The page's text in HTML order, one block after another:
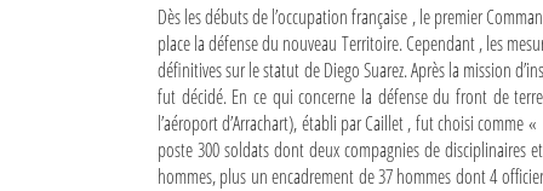
La Tribune de Diego en PDF
Dès les débuts de l’occupation française , le premier
place la défense du nouveau Territoire. Cependant , les
définitives sur le statut de Diego Suarez. Après la mission
fut décidé. En ce qui concerne la défense du front de
l’aéroport d’Arrachart), établi par Caillet , fut choisi comme
poste 300 soldats dont deux compagnies de disciplinaires
hommes, plus un encadrement de 37 hommes dont 4